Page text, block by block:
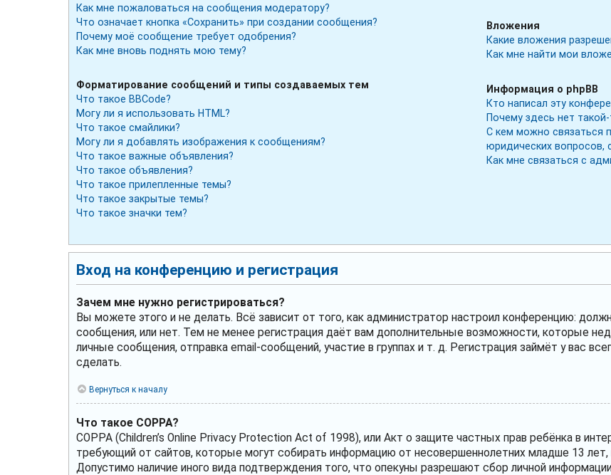
Как мне пожаловаться на сообщения модератору?
Что означает кнопка «Сохранить» при создании сообщения?
Почему моё сообщение требует одобрения?
Как мне вновь поднять мою тему?
Форматирование сообщений и типы создаваемых тем
Что такое BBCode?
Могу ли я использовать HTML?
Что такое смайлики?
Могу ли я добавлять изображения к сообщениям?
Что такое важные объявления?
Что такое объявления?
Что такое прилепленные темы?
Что такое закрытые темы?
Что такое значки тем?
Вложения
Какие вложения
Как мне найти мои
Информация о phpBB
Кто написал эту
Почему здесь нет
С кем можно связаться
юридических вопросов,
Как мне связаться с
Вход на конференцию и регистрация
Зачем мне нужно регистрироваться?
Вы можете этого и не делать. Всё зависит от того, как администратор настроил конференцию:
сообщения, или нет. Тем не менее регистрация даёт вам дополнительные возможности, которые
личные сообщения, отправка email-сообщений, участие в группах и т. д. Регистрация займёт у вас
сделать.
Вернуться к началу
Что такое COPPA?
COPPA (Children’s Online Privacy Protection Act of 1998), или Акт о защите частных прав ребёнка в
требующий от сайтов, которые могут собирать информацию от несовершеннолетних младше 13 лет,
Допустимо наличие иного вида подтверждения того, что опекуны разрешают сбор личной